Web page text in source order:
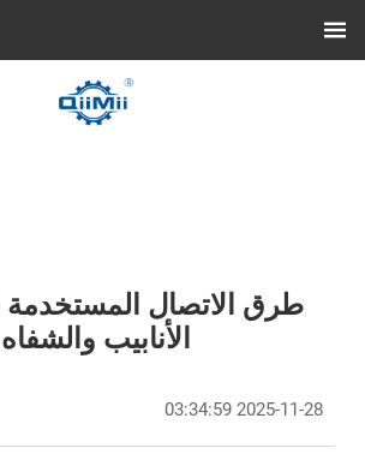
طرق الاتصال المستخدمة
الأنابيب والشفاه
2025-11-28 03:34:59